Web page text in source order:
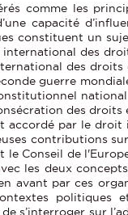
comme les
capacité
constituent un
des
des droits
guerre
des droits
accordé par le
contributions
le Conseil de
les deux
avant par ces
politiques
s’interroger sur